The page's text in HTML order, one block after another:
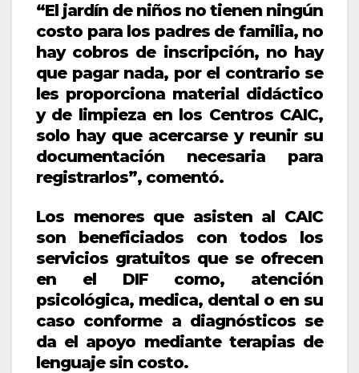
“El jardín de niños no tienen ningún
costo para los padres de familia, no
hay cobros de inscripción, no hay
que pagar nada, por el contrario se
les proporciona material didáctico
y de limpieza en los Centros CAIC,
solo hay que acercarse y reunir su
documentación necesaria para
registrarlos”, comentó.
Los menores que asisten al CAIC
son beneficiados con todos los
servicios gratuitos que se ofrecen
en el DIF como, atención
psicológica, medica, dental o en su
caso conforme a diagnósticos se
da el apoyo mediante terapias de
lenguaje sin costo.